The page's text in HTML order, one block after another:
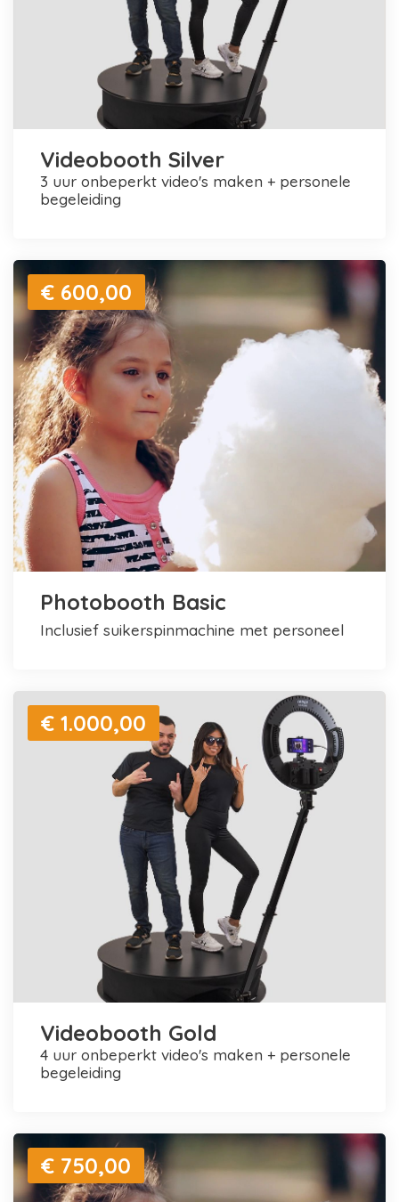
Videobooth Silver
3 uur onbeperkt video's maken + personele
begeleiding
€ 600,00
Photobooth Basic
inclusief suikerspinmachine met personeel
€ 1.000,00
Videobooth Gold
4 uur onbeperkt video's maken + personele
begeleiding
€ 750,00